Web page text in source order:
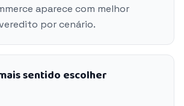
aparece com melhor
por cenário.
sentido escolher